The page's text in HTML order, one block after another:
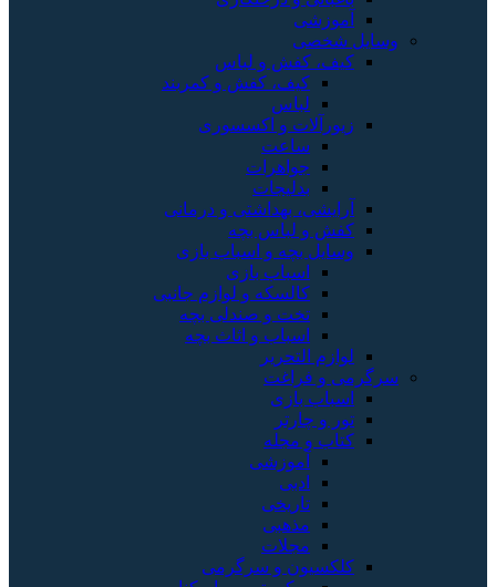
آموزشی
وسایل شخصی
کیف، کفش و لباس
کیف، کفش و کمربند
لباس
زیورآلات و اکسسوری
ساعت
جواهرات
بدلیجات
آرایشی، بهداشتی و درمانی
کفش و لباس بچه
وسایل بچه و اسباب بازی
اسباب بازی
کالسکه و لوازم جانبی
تخت و صندلی بچه
اسباب و اثاث بچه
لوازم التحریر
سرگرمی و فراغت
اسباب‌ بازی
تور و چارتر
کتاب و مجله
آموزشی
ادبی
تاریخی
مذهبی
مجلات
کلکسیون و سرگرمی